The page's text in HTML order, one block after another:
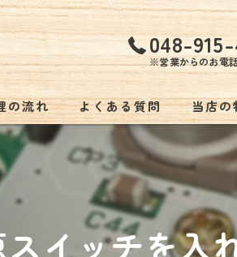
048-
※営業からのお電
の流れ よくある質問 当店の
持ち込
低価格
バッテリ
イッチを